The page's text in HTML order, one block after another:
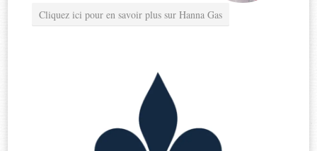
Cliquez ici pour en savoir plus sur Hanna Gas